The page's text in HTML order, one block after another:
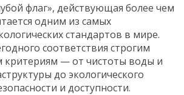
флаг», действующая более чем
одним из самых
стандартов в мире.
соответствия строгим
— от чистоты воды и
до экологического
и доступности.